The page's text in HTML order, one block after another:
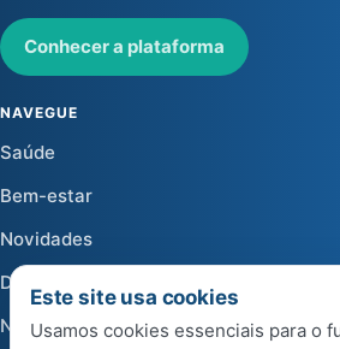
Conhecer a plataforma
NAVEGUE
Saúde
Bem-estar
Novidades
Dicas
Notícias
Este site usa cookies
Usamos cookies essenciais para o